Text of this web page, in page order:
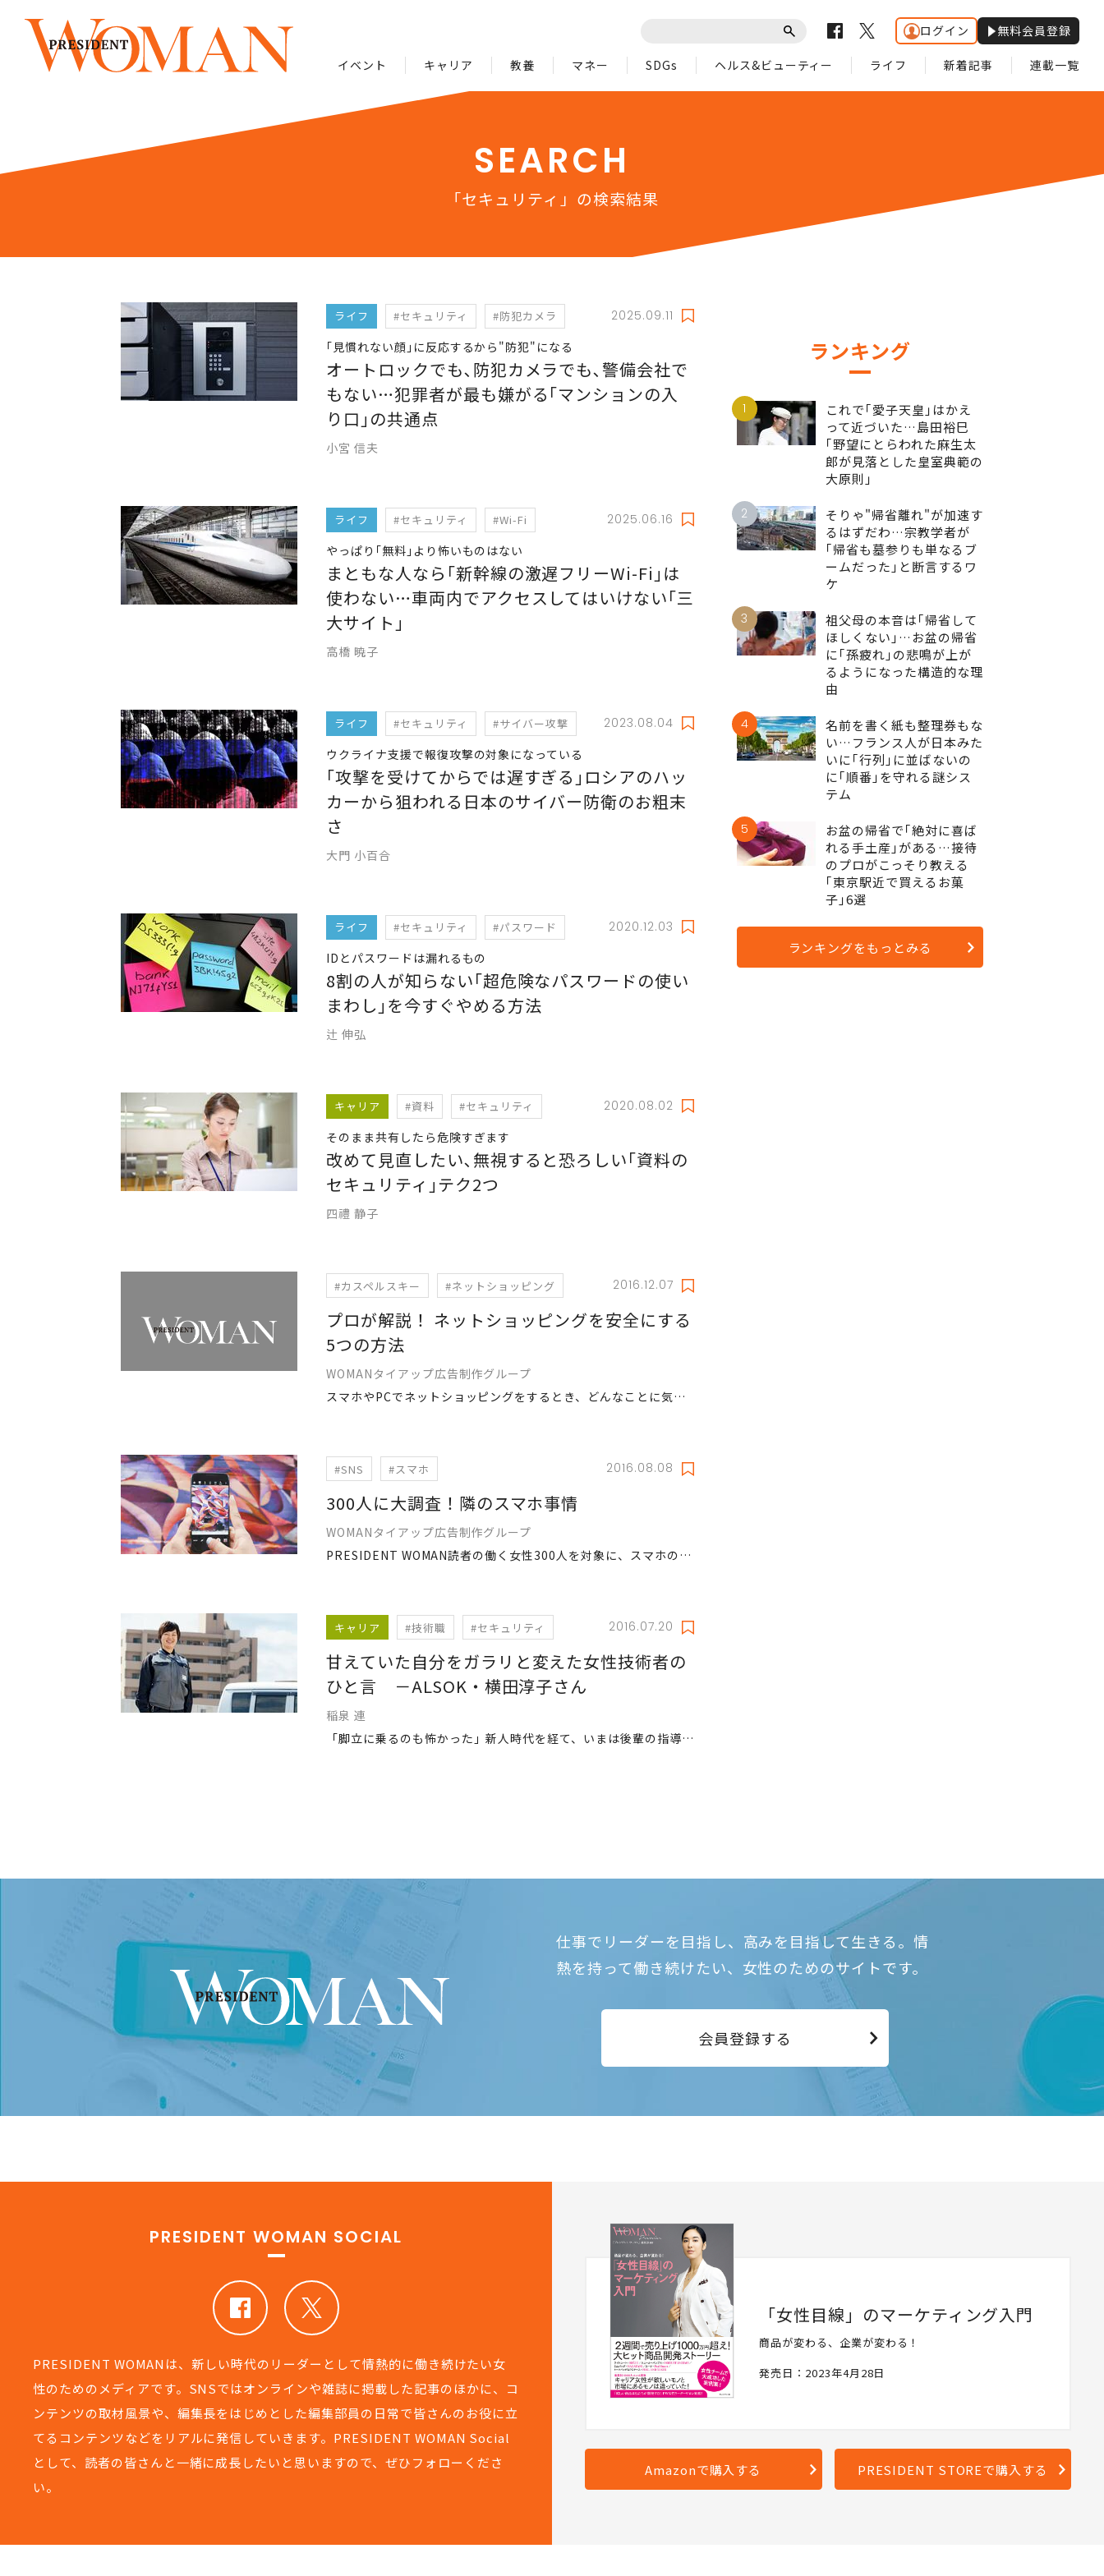
ログイン 無料会員登録
イベント キャリア 教養 マネー SDGs ヘルス&ビューティー ライフ 新着記事 連載一覧
SEARCH
「セキュリティ」の検索結果
ライフ #セキュリティ #防犯カメラ
2025.09.11
｢見慣れない顔｣に反応するから"防犯"になる
オートロックでも､防犯カメラでも､警備会社で
もない…犯罪者が最も嫌がる｢マンションの入
り口｣の共通点
小宮 信夫
ライフ #セキュリティ #Wi-Fi
2025.06.16
やっぱり｢無料｣より怖いものはない
まともな人なら｢新幹線の激遅フリーWi-Fi｣は
使わない…車両内でアクセスしてはいけない｢三
大サイト｣
高橋 暁子
ライフ #セキュリティ #サイバー攻撃
2023.08.04
ウクライナ支援で報復攻撃の対象になっている
｢攻撃を受けてからでは遅すぎる｣ロシアのハッ
カーから狙われる日本のサイバー防衛のお粗末
さ
大門 小百合
ライフ #セキュリティ #パスワード
2020.12.03
IDとパスワードは漏れるもの
8割の人が知らない｢超危険なパスワードの使い
まわし｣を今すぐやめる方法
辻 伸弘
キャリア #資料 #セキュリティ
2020.08.02
そのまま共有したら危険すぎます
改めて見直したい､無視すると恐ろしい｢資料の
セキュリティ｣テク2つ
四禮 静子
#カスペルスキー #ネットショッピング 2016.12.07
プロが解説！ ネットショッピングを安全にする
5つの方法
WOMANタイアップ広告制作グループ
スマホやPCでネットショッピングをするとき、どんなことに気をつけますか？読者の対策はアリかナシか、セキュリティのプロが判定します。
#SNS #スマホ 2016.08.08
300人に大調査！隣のスマホ事情
WOMANタイアップ広告制作グループ
PRESIDENT WOMAN読者の働く女性300人を対象に、スマホの利用状況をアンケート調査した結果を発表。他の人はどんな風に使っているかをご紹介します。あなたはスキのない女ですか……？
キャリア #技術職 #セキュリティ 2016.07.20
甘えていた自分をガラリと変えた女性技術者の
ひと言 －ALSOK・横田淳子さん
稲泉 連
「脚立に乗るのも怖かった」新人時代を経て、いまは後輩の指導役として活躍する横田さん。“自立”のきっかけは、先輩からの一言だった。
ランキング
1
これで｢愛子天皇｣はかえ
って近づいた…島田裕巳
｢野望にとらわれた麻生太
郎が見落とした皇室典範の
大原則｣
2
そりゃ"帰省離れ"が加速す
るはずだわ…宗教学者が
｢帰省も墓参りも単なるブ
ームだった｣と断言するワ
ケ
3
祖父母の本音は｢帰省して
ほしくない｣…お盆の帰省
に｢孫疲れ｣の悲鳴が上が
るようになった構造的な理
由
4
名前を書く紙も整理券もな
い…フランス人が日本みた
いに｢行列｣に並ばないの
に｢順番｣を守れる謎シス
テム
5
お盆の帰省で｢絶対に喜ば
れる手土産｣がある…接待
のプロがこっそり教える
｢東京駅近で買えるお菓
子｣6選
ランキングをもっとみる
仕事でリーダーを目指し、高みを目指して生きる。情
熱を持って働き続けたい、女性のためのサイトです。
会員登録する
PRESIDENT WOMAN SOCIAL
PRESIDENT WOMANは、新しい時代のリーダーとして情熱的に働き続けたい女
性のためのメディアです。SNSではオンラインや雑誌に掲載した記事のほかに、コ
ンテンツの取材風景や、編集長をはじめとした編集部員の日常で皆さんのお役に立
てるコンテンツなどをリアルに発信していきます。PRESIDENT WOMAN Social
として、読者の皆さんと一緒に成長したいと思いますので、ぜひフォローくださ
い。
「女性目線」のマーケティング入門
商品が変わる、企業が変わる！
発売日：2023年4月28日
Amazonで購入する PRESIDENT STOREで購入する